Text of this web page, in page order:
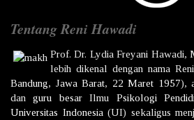
Tentang Reni Hawadi
Prof. Dr. Lydia Freyani Hawadi,
lebih dikenal dengan nama
Bandung, Jawa Barat, 22 Maret 1957),
danguru besarIlmu Psikologi
Universitas Indonesia (UI) sekaligus